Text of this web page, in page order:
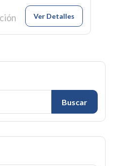
Ver Detalles
Buscar